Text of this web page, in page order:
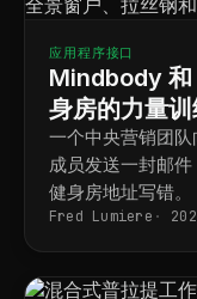
应用程序接口
Mindbody
身房的力量
一个中央营销团
成员发送一封邮
健身房地址写错。
Fred Lumiere